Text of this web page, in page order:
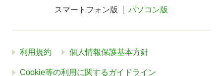
スマートフォン版 パソコン版
利用規約 個人情報保護基本方針
Cookie等の利用に関するガイドライン